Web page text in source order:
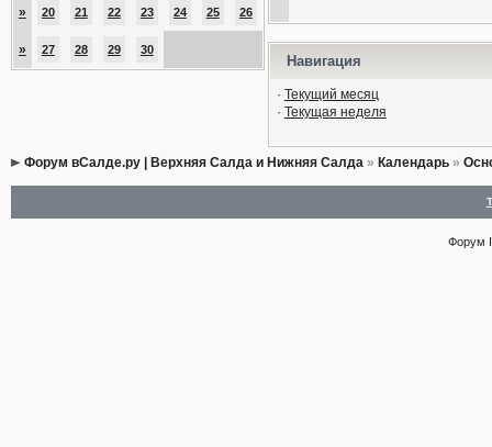
» 20 21 22 23 24 25 26
» 27 28 29 30
Навигация
· Текущий месяц
· Текущая неделя
Форум вСалде.ру | Верхняя Салда и Нижняя Салда» Календарь»
Форум